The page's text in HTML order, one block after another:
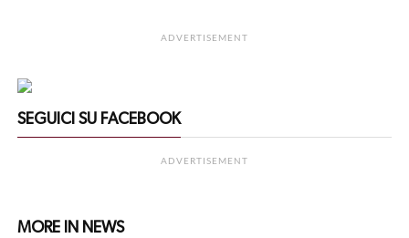
ADVERTISEMENT
SEGUICI SU FACEBOOK
ADVERTISEMENT
MORE IN NEWS